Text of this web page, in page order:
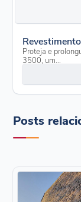
Proteja e
3500, um...
Posts